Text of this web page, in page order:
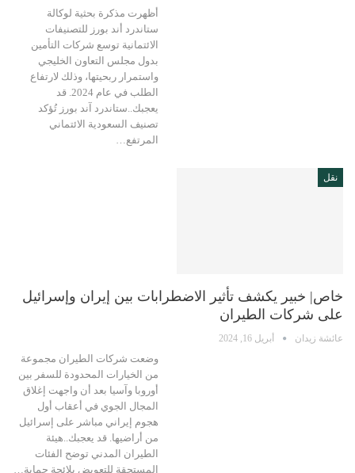
أظهرت مذكرة بحثية لوكالة
ستاندرد أند بورز للتصنيفات
الائتمانية توسع شركات التأمين
بدول مجلس التعاون الخليجي
واستمرار ربحيتها، وذلك لارتفاع
الطلب في عام 2024. قد
يعجبك..ستاندرد آند بورز تُؤكد
تصنيف السعودية الائتماني
المرتفع…
نقل
خاص| خبير يكشف تأثير الاضطرابات بين إيران وإسرائيل
على شركات الطيران
عائشة زيدان أبريل 16, 2024
وضعت شركات الطيران مجموعة
من الخيارات المحدودة للسفر بين
أوروبا وآسيا بعد أن واجهت إغلاق
المجال الجوي في أعقاب أول
هجوم إيراني مباشر على إسرائيل
من أراضيها. قد يعجبك..هيئة
الطيران المدني توضح الفئات
المستحقة للتعويض بلائحة حماية…